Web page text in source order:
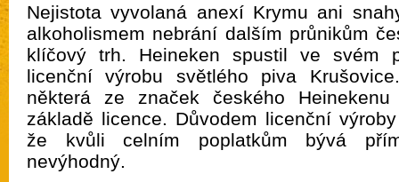
Nejistota vyvolaná anexí Krymu ani
alkoholismem nebrání dalším průnikům
klíčový trh. Heineken spustil ve svém
licenční výrobu světlého piva
některá ze značek českého
základě licence. Důvodem licenční
že kvůli celním poplatkům bývá
nevýhodný.